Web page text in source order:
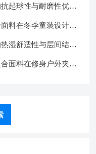
起球性与耐磨性优化
料在冬季童装设计中
湿舒适性与层间结合
面料在修身户外夹克